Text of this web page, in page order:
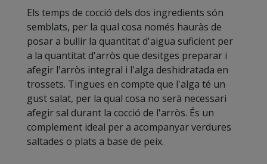
Els temps de cocció dels dos ingredients són
semblats, per la qual cosa només hauràs de
posar a bullir la quantitat d'aigua suficient per
a la quantitat d'arròs que desitges preparar i
afegir l'arròs integral i l'alga deshidratada en
trossets. Tingues en compte que l'alga té un
gust salat, per la qual cosa no serà necessari
afegir sal durant la cocció de l'arròs. És un
complement ideal per a acompanyar verdures
saltades o plats a base de peix.